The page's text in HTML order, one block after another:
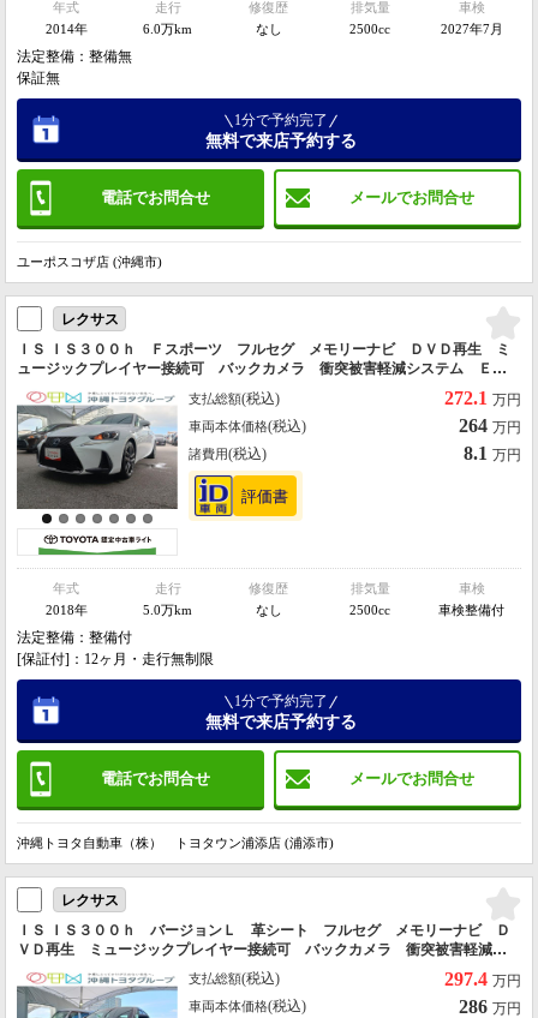
年式
2014年
走行
6.0万km
修復歴
なし
排気量
2500cc
車検
2027年7月
法定整備：整備無
保証無
電話でお問合せ メールでお問合せ
1分で予約完了
無料で来店予約する
ユーポスコザ店 (沖縄市)
レクサス
ＩＳ ＩＳ３００ｈ Ｆスポーツ フルセグ メモリーナビ ＤＶＤ再生 ミ
ュージックプレイヤー接続可 バックカメラ 衝突被害軽減システム ＥＴ
Ｃ ＬＥＤヘッドランプ
支払総額(税込) 272.1 万円
車両本体価格(税込) 264 万円
諸費用(税込) 8.1 万円
年式
2018年
走行
5.0万km
修復歴
なし
排気量
2500cc
車検
車検整備付
法定整備：整備付
[保証付]：12ヶ月・走行無制限
電話でお問合せ メールでお問合せ
1分で予約完了
無料で来店予約する
沖縄トヨタ自動車（株） トヨタウン浦添店 (浦添市)
レクサス
ＩＳ ＩＳ３００ｈ バージョンＬ 革シート フルセグ メモリーナビ Ｄ
ＶＤ再生 ミュージックプレイヤー接続可 バックカメラ 衝突被害軽減シ
ステム ＥＴＣ ＬＥＤヘッドランプ
支払総額(税込) 297.4 万円
車両本体価格(税込) 286 万円